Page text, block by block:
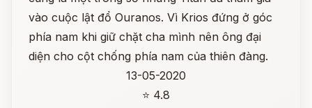
vào cuộc lật đổ Ouranos. Vì Krios đứng ở góc
phía nam khi giữ chặt cha mình nên ông đại
diện cho cột chống phía nam của thiên đàng.
13-05-2020
⭐ 4.8